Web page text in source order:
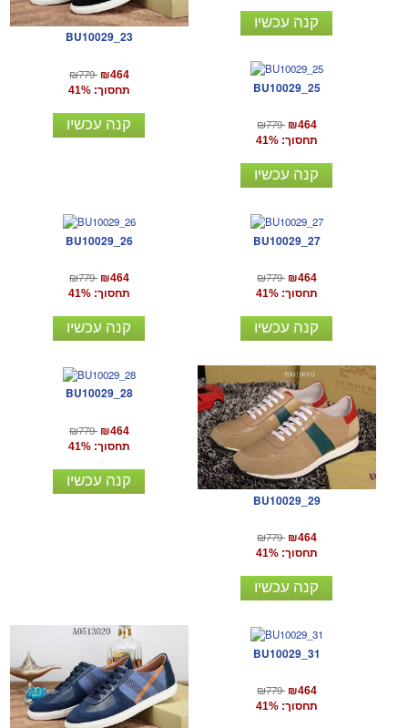
BU10029_23
₪779 ₪464
תחסוך: 41%
קנה עכשיו
קנה עכשיו
BU10029_25
₪779 ₪464
תחסוך: 41%
קנה עכשיו
BU10029_26
₪779 ₪464
תחסוך: 41%
קנה עכשיו
BU10029_27
₪779 ₪464
תחסוך: 41%
קנה עכשיו
BU10029_28
₪779 ₪464
תחסוך: 41%
קנה עכשיו
BU10029_29
₪779 ₪464
תחסוך: 41%
קנה עכשיו
BU10029_31
₪779 ₪464
תחסוך: 41%